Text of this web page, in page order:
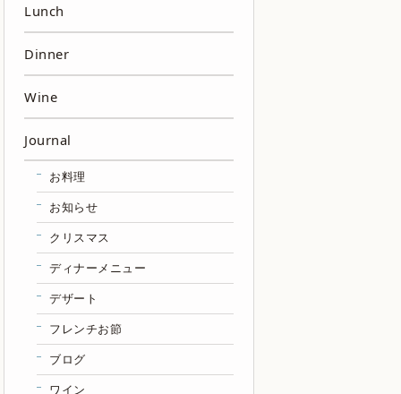
Lunch
Dinner
Wine
Journal
お料理
お知らせ
クリスマス
ディナーメニュー
デザート
フレンチお節
ブログ
ワイン